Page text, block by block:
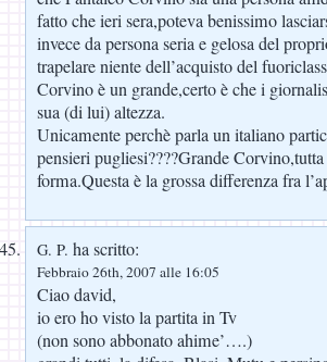
fatto che ieri sera,poteva benissimo
invece da persona seria e gelosa del
trapelare niente dell’acquisto del
Corvino è un grande,certo è che i
sua (di lui) altezza.
Unicamente perchè parla un italiano
pensieri pugliesi????Grande Corvino,tutta
forma.Questa è la grossa differenza fra
G. P. ha scritto:
Febbraio 26th, 2007 alle 16:05
Ciao david,
io ero ho visto la partita in Tv
(non sono abbonato ahime’….)